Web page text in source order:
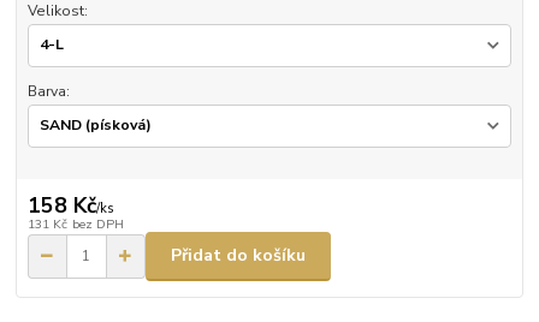
Velikost:
Barva:
158 Kč/ks
131 Kč bez DPH
Přidat do košíku